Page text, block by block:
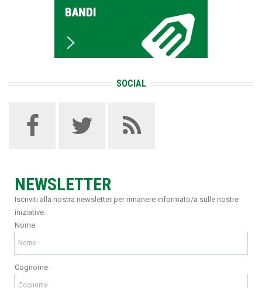
SOCIAL
NEWSLETTER
Iscriviti alla nostra newsletter per rimanere informato/a sulle nostre
iniziative.
Nome
Cognome